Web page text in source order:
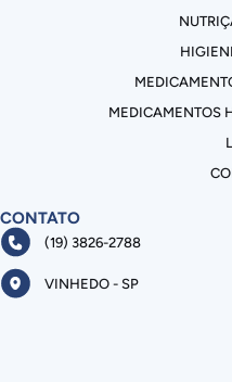
MEDICAMENTOS
CONTATO
(19) 3826-2788
VINHEDO - SP